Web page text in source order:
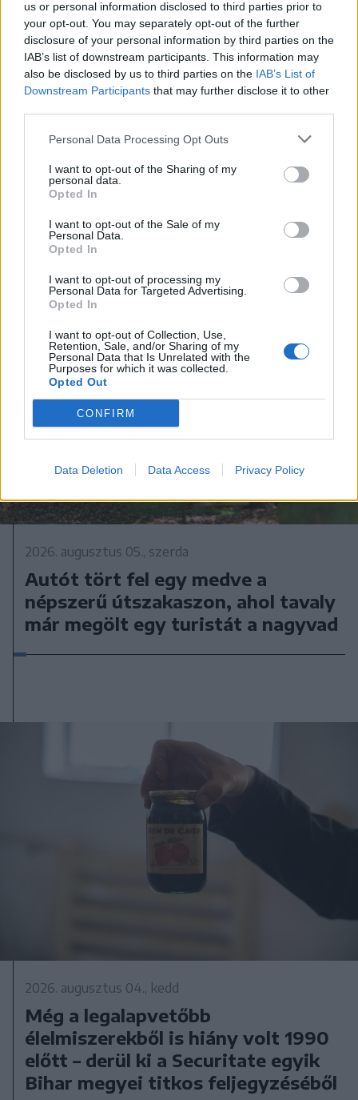
us or personal information disclosed to third parties prior to
your opt-out. You may separately opt-out of the further
disclosure of your personal information by third parties on the
IAB’s list of downstream participants. This information may
also be disclosed by us to third parties on the IAB’s List of
Downstream Participants that may further disclose it to other
Personal Data Processing Opt Outs
I want to opt-out of the Sharing of my
personal data.
Opted In
I want to opt-out of the Sale of my
Personal Data.
Opted In
I want to opt-out of processing my
Personal Data for Targeted Advertising.
Opted In
I want to opt-out of Collection, Use,
Retention, Sale, and/or Sharing of my
Personal Data that Is Unrelated with the
Purposes for which it was collected.
Opted Out
CONFIRM
Data Deletion Data Access Privacy Policy
2026. augusztus 05., szerda
Majka életveszélyes fenyegetés
miatt lemondta erdélyi koncertjét
2026. augusztus 05., szerda
Autót tört fel egy medve a
népszerű útszakaszon, ahol tavaly
már megölt egy turistát a nagyvad
2026. augusztus 04., kedd
Még a legalapvetőbb
élelmiszerekből is hiány volt 1990
előtt – derül ki a Securitate egyik
Bihar megyei titkos feljegyzéséből